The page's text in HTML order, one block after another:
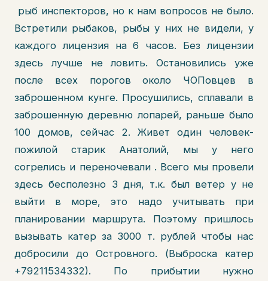
рыб инспекторов, но к нам вопросов не было.
Встретили рыбаков, рыбы у них не видели, у
каждого лицензия на 6 часов. Без лицензии
здесь лучше не ловить. Остановились уже
после всех порогов около ЧОПовцев в
заброшенном кунге. Просушились, сплавали в
заброшенную деревню лопарей, раньше было
100 домов, сейчас 2. Живет один человек-
пожилой старик Анатолий, мы у него
согрелись и переночевали . Всего мы провели
здесь бесполезно 3 дня, т.к. был ветер у не
выйти в море, это надо учитывать при
планировании маршрута. Поэтому пришлось
вызывать катер за 3000 т. рублей чтобы нас
добросили до Островного. (Выброска катер
+79211534332). По прибытии нужно